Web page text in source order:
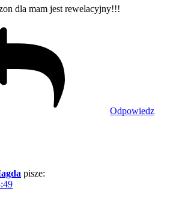
dla mam jest rewelacyjny!!!
Odpowiedz
pisze: